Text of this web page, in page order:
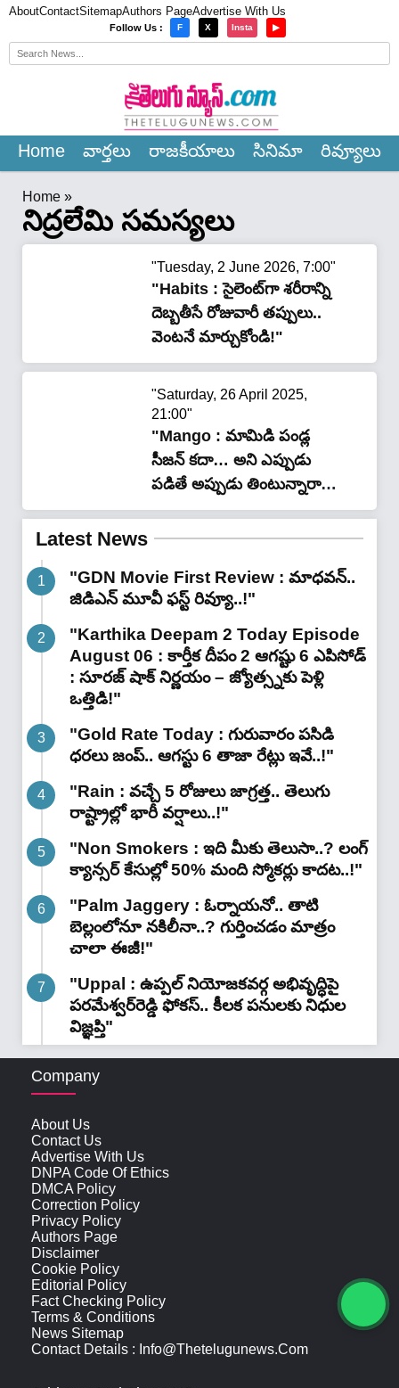
AboutContactSitemapAuthors PageAdvertise With Us
Follow Us : F X Insta ▶
Home వార్త‌లు రాజ‌కీయాలు సినిమా రివ్యూలు
Home »
నిద్రలేమి సమస్యలు
"Tuesday, 2 June 2026, 7:00"
"Habits : సైలెంట్‌గా శరీరాన్ని
దెబ్బతీసే రోజువారీ తప్పులు..
వెంటనే మార్చుకోండి!"
"Saturday, 26 April 2025,
21:00"
"Mango : మామిడి పండ్ల
సీజన్ కదా… అని ఎప్పుడు
పడితే అప్పుడు తింటున్నారా…
నిద్రలో ఇలాంటి మార్పులు
Latest News
"GDN Movie First Review : మాధవన్..
జిడిఎన్ మూవీ ఫ‌స్ట్ రివ్యూ..!"
"Karthika Deepam 2 Today Episode
August 06 : కార్తీక దీపం 2 ఆగష్టు 6 ఎపిసోడ్
: సూరజ్ షాక్ నిర్ణయం – జ్యోత్స్నకు పెళ్లి
ఒత్తిడి!"
"Gold Rate Today : గురువారం పసిడి
ధరలు జంప్.. ఆగస్టు 6 తాజా రేట్లు ఇవే..!"
"Rain : వచ్చే 5 రోజులు జాగ్రత్త.. తెలుగు
రాష్ట్రాల్లో భారీ వ‌ర్షాలు..!"
"Non Smokers : ఇది మీకు తెలుసా..? లంగ్
క్యాన్సర్ కేసుల్లో 50% మంది స్మోకర్లు కాదట..!"
"Palm Jaggery : ఓర్నాయనో.. తాటి
బెల్లంలోనూ నకిలీనా..? గుర్తించడం మాత్రం
చాలా ఈజీ!"
"Uppal : ఉప్పల్ నియోజకవర్గ అభివృద్ధిపై
పరమేశ్వర్‌రెడ్డి ఫోకస్.. కీలక పనులకు నిధుల
విజ్ఞప్తి"
Company
About Us
Contact Us
Advertise With Us
DNPA Code Of Ethics
DMCA Policy
Correction Policy
Privacy Policy
Authors Page
Disclaimer
Cookie Policy
Editorial Policy
Fact Checking Policy
Terms & Conditions
News Sitemap
Contact Details : Info@thetelugunews.com